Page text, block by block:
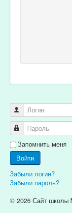
Логин
Пароль
Запомнить меня
Войти
Забыли логин?
Забыли пароль?
© 2026 Сайт школы